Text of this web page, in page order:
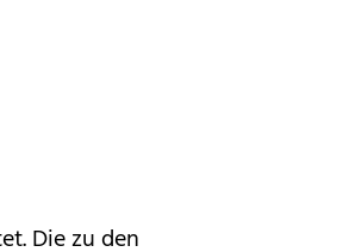
auf der SURE-
Die zu den